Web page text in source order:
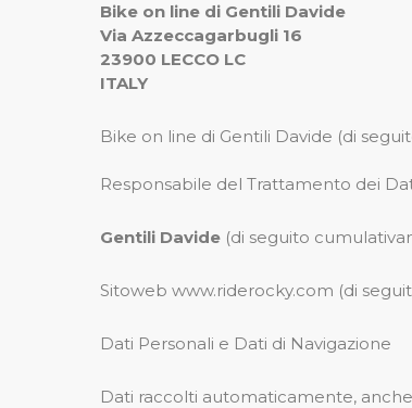
Bike on line di Gentili Davide
Via Azzeccagarbugli 16
23900 LECCO LC
ITALY
Bike on line di Gentili Davide (di
Responsabile del Trattamento dei
Gentili Davide (di seguito
Sitoweb www.riderocky.com (di
Dati Personali e Dati di Navigazione
Dati raccolti automaticamente,